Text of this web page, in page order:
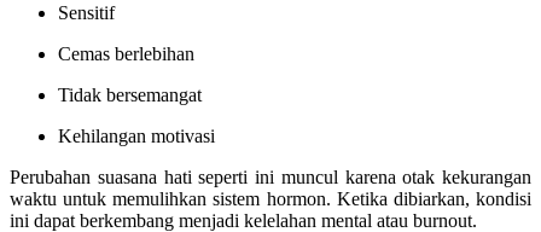
Sensitif
Cemas berlebihan
Tidak bersemangat
Kehilangan motivasi
Perubahan suasana hati seperti ini muncul karena otak kekurangan
waktu untuk memulihkan sistem hormon. Ketika dibiarkan, kondisi
ini dapat berkembang menjadi kelelahan mental atau burnout.